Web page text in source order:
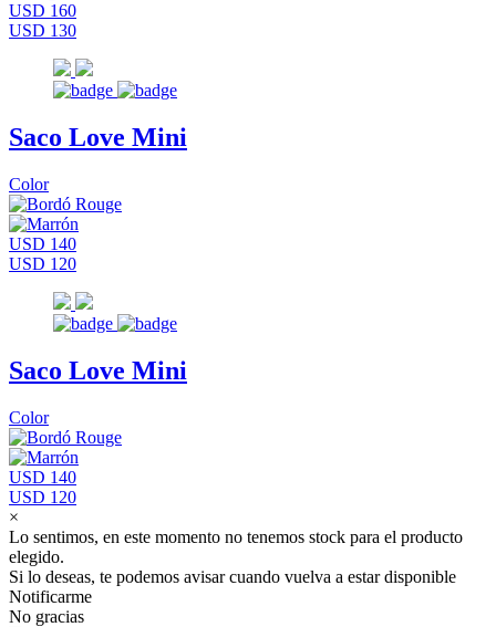
USD 160
USD 130
Saco Love Mini
Color
USD 140
USD 120
Saco Love Mini
Color
USD 140
USD 120
×
Lo sentimos, en este momento no tenemos stock para el producto
elegido.
Si lo deseas, te podemos avisar cuando vuelva a estar disponible
Notificarme
No gracias